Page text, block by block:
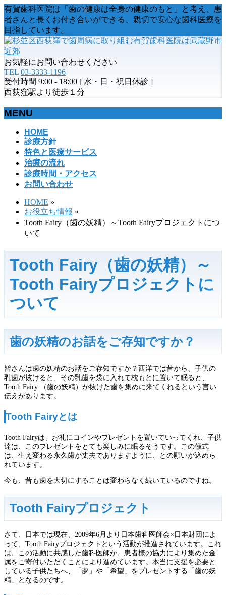
有賀歯科医院は「歯の健康は全身の健康のもと」と考え、患
者さんと長くお付き合いができる、親切で安心な歯科医療を
目指しています。
お気軽にお問い合わせください
TEL 03-3333-1196
受付時間 9:00 - 18:00 [ 水・日・祝日休診 ]
西荻窪駅より徒歩１分
MENU
HOME
診療方針
特色と医療サービス
治療の流れ
診療時間・アクセス
お問い合わせ
HOME »
お役立ち情報 »
Tooth Fairy（歯の妖精）～Tooth Fairyプロジェクトにつ
いて
Tooth Fairy（歯の妖精）～
Tooth Fairyプロジェクトに
ついて
歯の妖精のお話をご存知ですか？
皆さんは歯の妖精のお話をご存知ですか？西洋では昔から、子供の
乳歯が抜けると、その乳歯を袋に入れて枕もとに置いて眠ると、
Tooth Fairy （歯の妖精）が抜けた歯を集めに来てくれるという言い
伝えがあります。
Tooth Fairyとは
Tooth Fairyは、お礼にコインやプレゼントを置いていってくれ、子供
達は、このプレゼントをとても楽しみに眠るそうです。この儀式
は、生え変わる永久歯が丈夫でありますように、との願いが込めら
れています。
今も、昔も歯を大切にすることは変わらなく続いているのですね。
Tooth Fairyプロジェクト
さて、日本では現在、2009年6月より日本歯科医師会×日本財団によ
って、Tooth Fairyプロジェクトという活動が推進されています。これ
は、この活動に共感した歯科医師が、患者様の協力により集めた金
属をご寄付いただくことにより進めています。本当に支援を必要と
している子供たちへ、「夢」や「希望」をプレゼントする「歯の妖
精」となるのです。